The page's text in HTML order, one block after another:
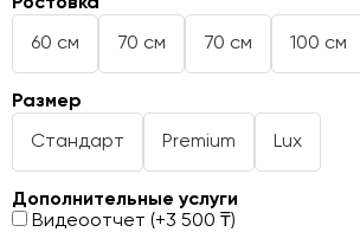
60 см 70 см 70 см 100 см
Размер
Стандарт Premium Lux
Дополнительные услуги
Видеоотчет (+3 500 ₸)